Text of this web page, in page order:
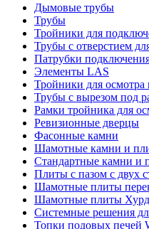
Дымовые трубы
Трубы
Тройники для
Трубы с отверстием
Патрубки
Элементы LAS
Тройники для осмотра
Трубы с вырезом под
Рамки тройника для
Ревизионные дверцы
Фасонные камни
Шамотные камни и
Стандартные камни и
Плиты с пазом с двух
Шамотные плиты
Шамотные плиты
Системные решения
Топки подовых печей